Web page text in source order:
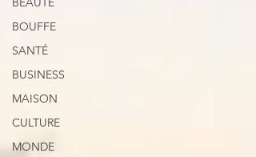
BOUFFE
SANTÉ
BUSINESS
MAISON
CULTURE
MONDE